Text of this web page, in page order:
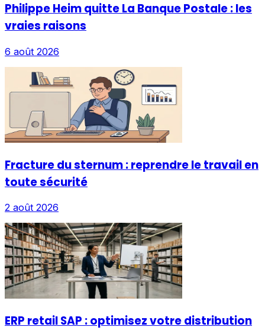
Philippe Heim quitte La Banque Postale : les
vraies raisons
6 août 2026
Fracture du sternum : reprendre le travail en
toute sécurité
2 août 2026
ERP retail SAP : optimisez votre distribution